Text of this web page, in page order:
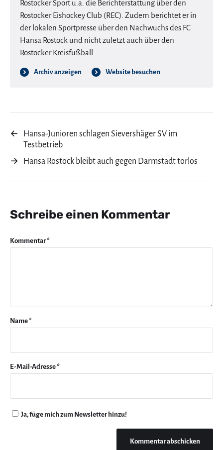
Rostocker Sport u.a. die Berichterstattung über den
Rostocker Eishockey Club (REC). Zudem berichtet er in
der lokalen Sportpresse über den Nachwuchs des FC
Hansa Rostock und nicht zuletzt auch über den
Rostocker Kreisfußball.
Archiv anzeigen Website besuchen
←
Hansa-Junioren schlagen Sievershäger SV im
Testbetrieb
→
Hansa Rostock bleibt auch gegen Darmstadt torlos
Schreibe einen Kommentar
Kommentar*
Name*
E-Mail-Adresse*
Ja, füge mich zum Newsletter hinzu!